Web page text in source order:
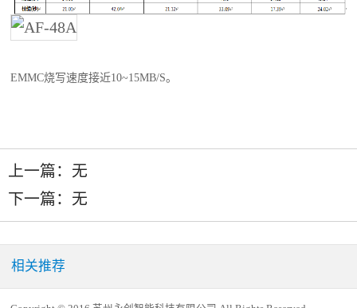
EMMC烧写速度接近10~15MB/S。
上一篇：无
下一篇：无
相关推荐